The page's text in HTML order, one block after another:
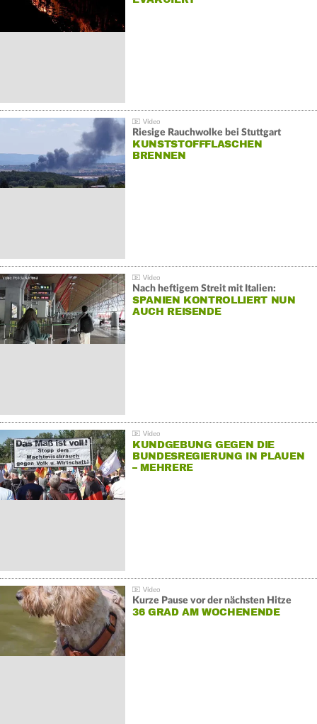
Riesige Rauchwolke bei Stuttgart
KUNSTSTOFFFLASCHEN
BRENNEN
Nach heftigem Streit mit Italien:
SPANIEN KONTROLLIERT NUN
AUCH REISENDE
KUNDGEBUNG GEGEN DIE
BUNDESREGIERUNG IN PLAUEN
– MEHRERE
Kurze Pause vor der nächsten Hitze
36 GRAD AM WOCHENENDE